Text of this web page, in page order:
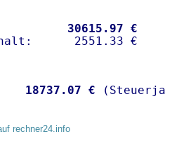
30615.97 €
18737.07 €
rechner24.info